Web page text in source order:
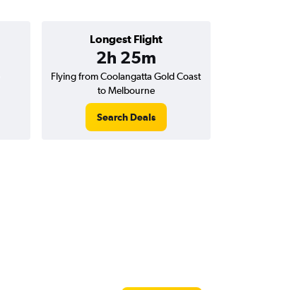
Longest Flight
2h 25m
Flying from Coolangatta Gold Coast
to Melbourne
Search Deals